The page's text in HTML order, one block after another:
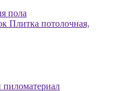
пола
Плитка потолочная,